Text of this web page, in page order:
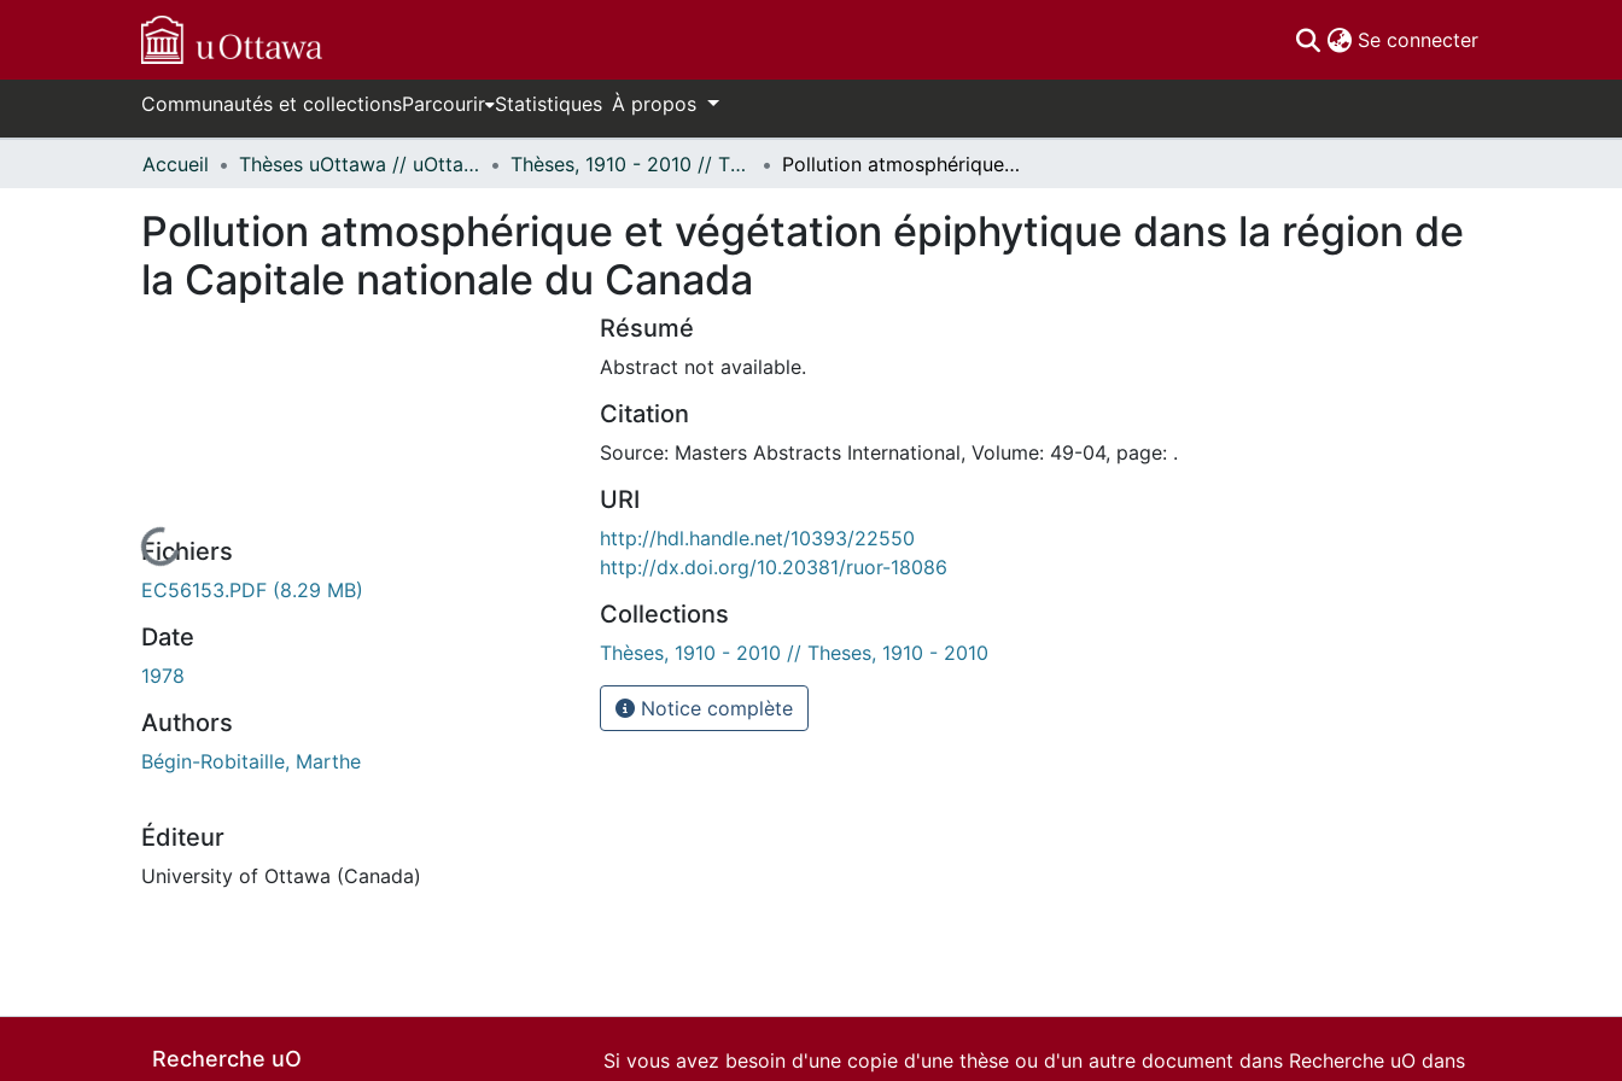
Se connecter(current)
Communautés et collectionsParcourir Statistiques À propos
Accueil Thèses uOttawa // uOttawa Theses Thèses, 1910 - 2010 // Theses, 1910 - 2010 Pollution atmosphérique et végétation épiphytique dans la région de la Capitale nationale du Canada
Pollution atmosphérique et végétation épiphytique dans la région de
la Capitale nationale du Canada
En cours de chargement...
Fichiers
EC56153.PDF (8.29 MB)
Date
1978
Authors
Bégin-Robitaille, Marthe
Éditeur
University of Ottawa (Canada)
Résumé
Abstract not available.
Citation
Source: Masters Abstracts International, Volume: 49-04, page: .
URI
http://hdl.handle.net/10393/22550
http://dx.doi.org/10.20381/ruor-18086
Collections
Thèses, 1910 - 2010 // Theses, 1910 - 2010
Notice complète
Recherche uO
Si vous avez besoin d'une copie d'une thèse ou d'un autre document dans Recherche uO dans